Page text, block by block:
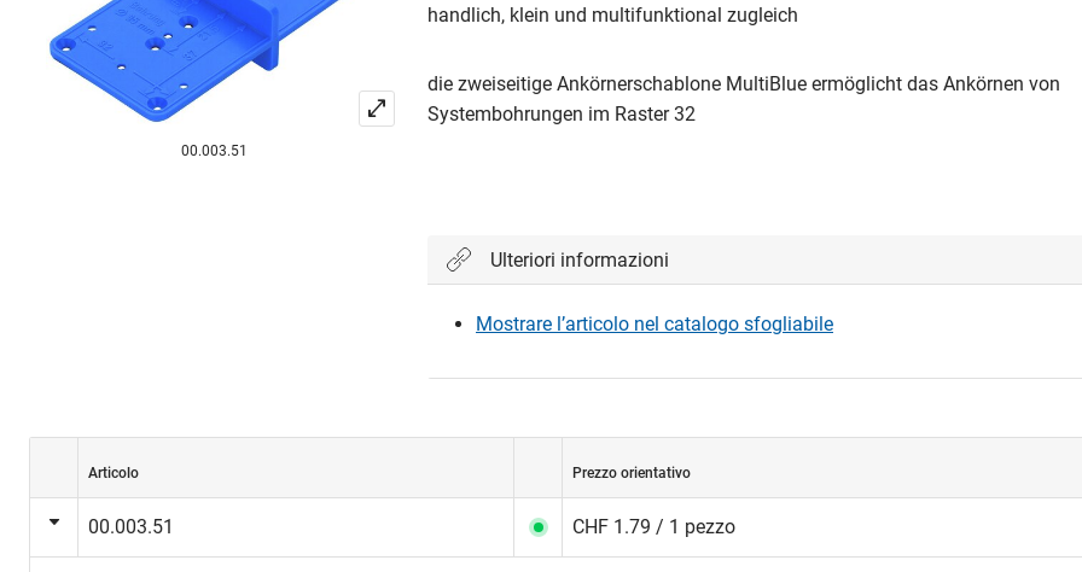
00.003.51
handlich, klein und multifunktional zugleich
die zweiseitige Ankörnerschablone MultiBlue ermöglicht das Ankörnen von
Systembohrungen im Raster 32
Ulteriori informazioni
Mostrare l’articolo nel catalogo sfogliabile
Articolo Prezzo orientativo
00.003.51 CHF 1.79 / 1 pezzo